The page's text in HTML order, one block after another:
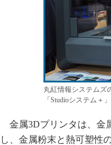
丸紅情報システムズ
「Studioシステム＋」
金属3Dプリンタは、金
し、金属粉末と熱可塑性